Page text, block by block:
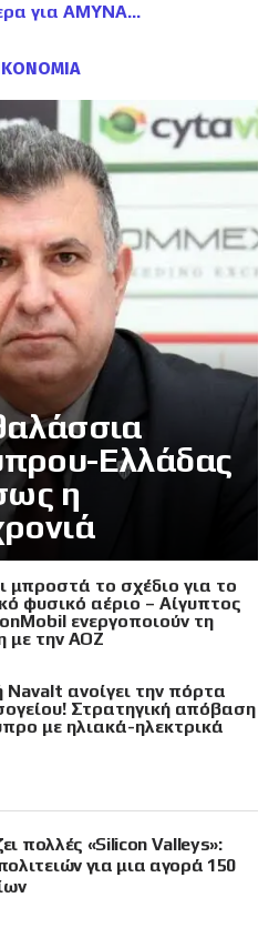
για ΑΜΥΝΑ
Ελλάδας
η
μπροστά το σχέδιο για το
φυσικό αέριο – Αίγυπτος
ενεργοποιούν τη
με την ΑΟΖ
Navalt ανοίγει την πόρτα
Στρατηγική απόβαση
με ηλιακά-ηλεκτρικά
πολλές «Silicon Valleys»:
για μια αγορά 150